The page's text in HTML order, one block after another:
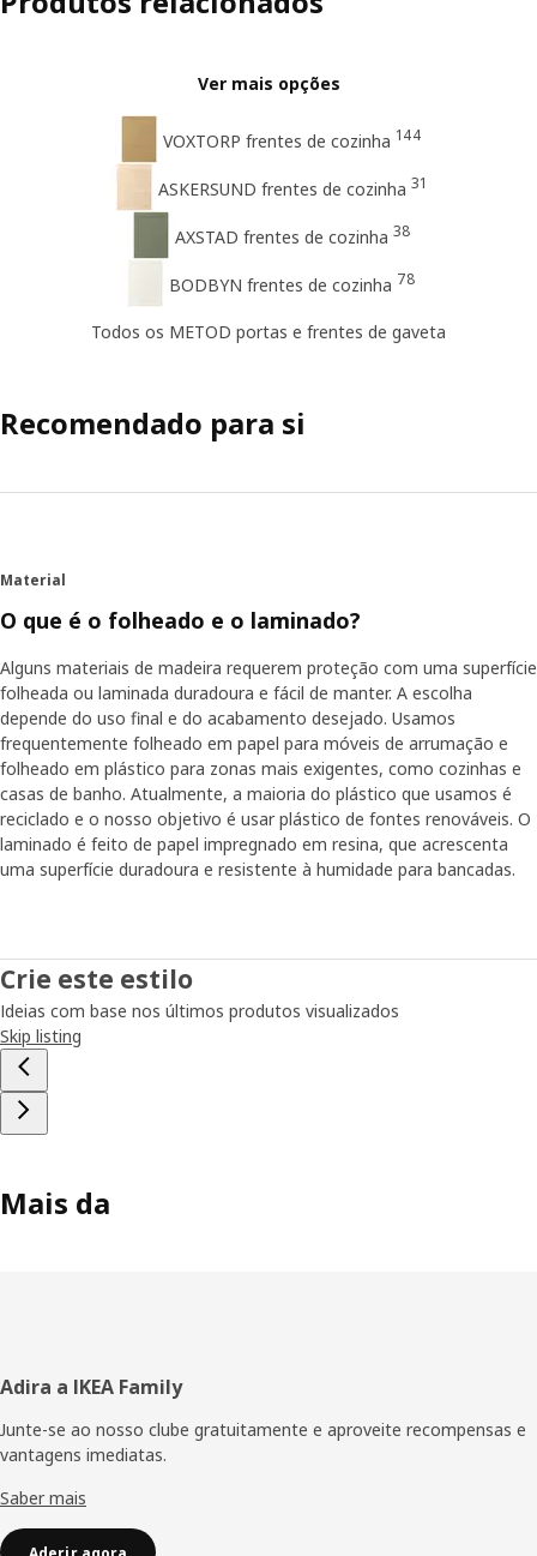
Ver mais opções
VOXTORP frentes de cozinha 144
ASKERSUND frentes de cozinha 31
AXSTAD frentes de cozinha 38
BODBYN frentes de cozinha 78
Todos os METOD portas e frentes de gaveta
Recomendado para si
Material
O que é o folheado e o laminado?
Alguns materiais de madeira requerem proteção com uma superfície
folheada ou laminada duradoura e fácil de manter. A escolha
depende do uso final e do acabamento desejado. Usamos
frequentemente folheado em papel para móveis de arrumação e
folheado em plástico para zonas mais exigentes, como cozinhas e
casas de banho. Atualmente, a maioria do plástico que usamos é
reciclado e o nosso objetivo é usar plástico de fontes renováveis. O
laminado é feito de papel impregnado em resina, que acrescenta
uma superfície duradoura e resistente à humidade para bancadas.
Crie este estilo
Ideias com base nos últimos produtos visualizados
Skip listing
Mais da
Rodapé
Adira a IKEA Family
Junte-se ao nosso clube gratuitamente e aproveite recompensas e
vantagens imediatas.
Saber mais